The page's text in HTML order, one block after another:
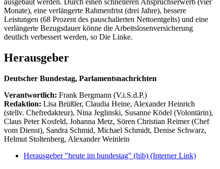
Monate), eine verlängerte Rahmenfrist (drei Jahre), bessere
Leistungen (68 Prozent des pauschalierten Nettoentgelts) und eine
verlängerte Bezugsdauer könne die Arbeitslosenversicherung
deutlich verbessert werden, so Die Linke.
Herausgeber
Deutscher Bundestag, Parlamentsnachrichten
Verantwortlich: Frank Bergmann (V.i.S.d.P.)
Redaktion: Lisa Brüßler, Claudia Heine, Alexander Heinrich
(stellv. Chefredakteur), Nina Jeglinski, Susanne Ködel (Volontärin),
Claus Peter Kosfeld, Johanna Metz, Sören Christian Reimer (Chef
vom Dienst), Sandra Schmid, Michael Schmidt, Denise Schwarz,
Helmut Stoltenberg, Alexander Weinlein
Herausgeber "heute im bundestag" (hib) (Interner Link)